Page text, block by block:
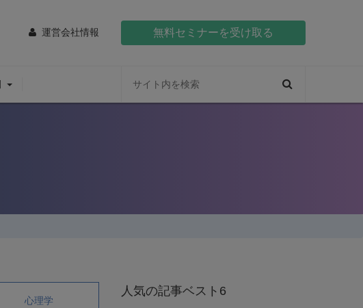
運営会社情報 無料セミナーを受け取る
心理学
人気の記事ベスト6